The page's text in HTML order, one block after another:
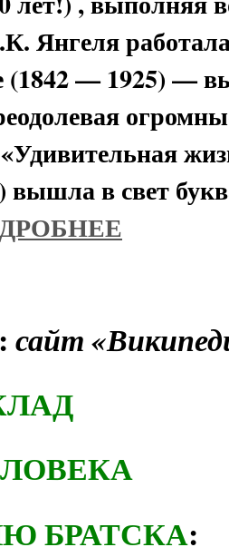
Янгеля
— 1925) —
вышла в свет
сайт
БРАТСКА: